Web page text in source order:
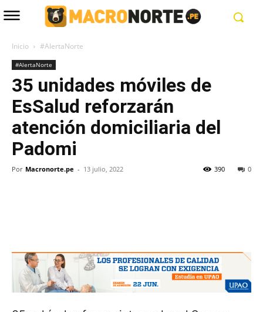
Inicio #AlertaNorte
#AlertaNorte
35 unidades móviles de
EsSalud reforzarán
atención domiciliaria del
Padomi
Por Macronorte.pe - 13 julio, 2022 0
390